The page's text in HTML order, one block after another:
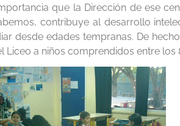
que la Dirección de ese
contribuye al desarrollo
desde edades tempranas. De
a niños comprendidos entre los